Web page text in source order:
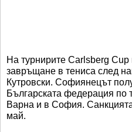
На турнирите Carlsberg
завръщане в тениса след
Кутровски. Софиянецът
Българската федерация по
Варна и в София.
май.